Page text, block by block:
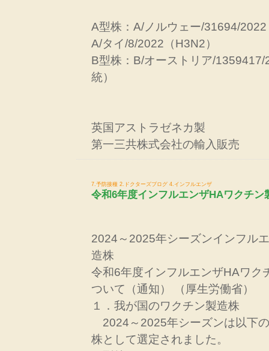
A型株：A/ノルウェー/31694/
A/タイ/8/2022（H3N2）
B型株：B/オーストリア/
統）
英国アストラゼネカ製
第一三共株式会社の輸入販売
7.予防接種 2.ドクターズブログ 4.インフルエンザ
令和6年度インフルエンザHAワクチン
2024～2025年シーズンインフル
造株
令和6年度インフルエンザHAワク
ついて（通知） （厚生労働省）
１．我が国のワクチン製造株
2024～2025年シーズンは以下
株として選定されました。